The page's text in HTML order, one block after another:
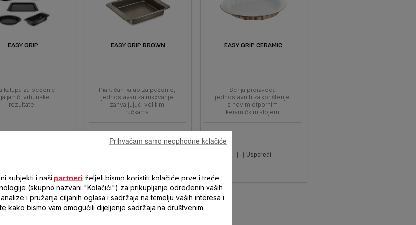
EASY GRIP
kalupa za pečenje
jamči vrhunske
rezultate
EASY GRIP BROWN
Praktičan kalup za pečenje,
jednostavan za rukovanje
zahvaljujući velikim
ručkama
EASY GRIP CERAMIC
Serija proizvoda
jednostavnih za korištenje
s novim otpornim
keramičkim slojem
Usporedi
subjekti i naši partneri željeli bismo koristiti kolačiće prve i treće
(skupno nazvani "Kolačići") za prikupljanje određenih vaših
i pružanja ciljanih oglasa i sadržaja na temelju vaših interesa i
kako bismo vam omogućili dijeljenje sadržaja na društvenim
Prihvaćam samo neophodne kolačiće